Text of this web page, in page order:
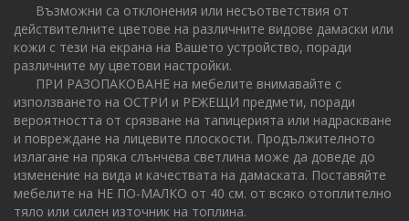
Възможни са отклонения или несъответствия от
действителните цветове на различните видове дамаски или
кожи с тези на екрана на Вашето устройство, поради
различните му цветови настройки.
ПРИ РАЗОПАКОВАНЕ на мебелите внимавайте с
използването на ОСТРИ и РЕЖЕЩИ предмети, поради
вероятността от срязване на тапицерията или надраскване
и повреждане на лицевите плоскости. Продължителното
излагане на пряка слънчева светлина може да доведе до
изменение на вида и качествата на дамаската. Поставяйте
мебелите на НЕ ПО-МАЛКО от 40 см. от всяко отоплително
тяло или силен източник на топлина.